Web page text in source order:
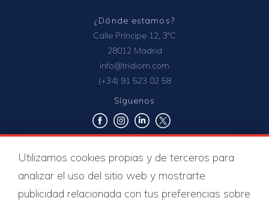
¿Dónde estamos?
Calle Príncipe 12, 3ºC
28012 Madrid
info@tridiom.com
(+34) 91 523 02 58
Síguenos
Certificados de calidad
Utilizamos cookies propias y de terceros para
analizar el uso del sitio web y mostrarte
publicidad relacionada con tus preferencias sobre